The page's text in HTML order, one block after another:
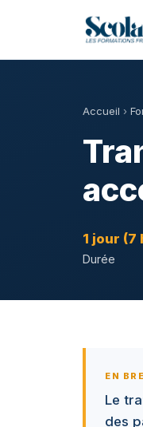
Accueil ›
1 jour (7
Durée
EN
Le
des